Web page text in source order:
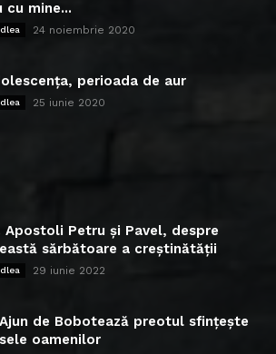
cu mine...
24 noiembrie 2020
perioada de aur
25 iunie 2020
Apostoli Petru și Pavel, despre
sărbătoare a creștinătății
29 iunie 2022
de Bobotează preotul sfințește
oamenilor